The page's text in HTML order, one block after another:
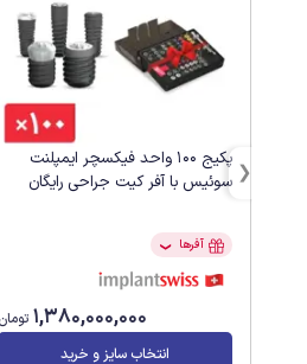
پکیج 100 واحد فیکسچر ایمپلنت
سوئیس با آفر کیت جراحی رایگان
آفرها ❯
1,380,000,000 تومان
انتخاب سایز و خرید